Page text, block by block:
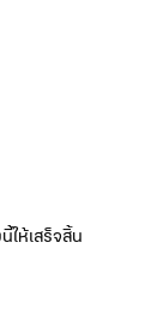
ให้เสร็จสิ้น